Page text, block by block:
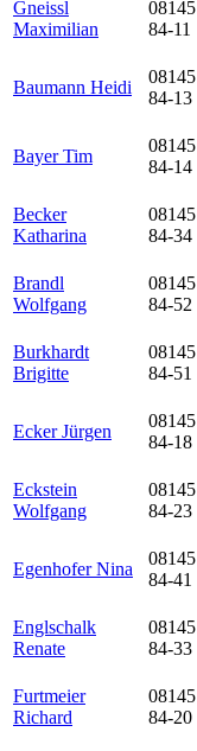
Gneissl
Maximilian
08145
84-11
Baumann Heidi
08145
84-13
Bayer Tim
08145
84-14
Becker
Katharina
08145
84-34
Brandl
Wolfgang
08145
84-52
Burkhardt
Brigitte
08145
84-51
Ecker Jürgen
08145
84-18
Eckstein
Wolfgang
08145
84-23
Egenhofer Nina
08145
84-41
Englschalk
Renate
08145
84-33
Furtmeier
Richard
08145
84-20